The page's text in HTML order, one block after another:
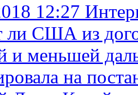
12:27
ли США из
и меньшей
на